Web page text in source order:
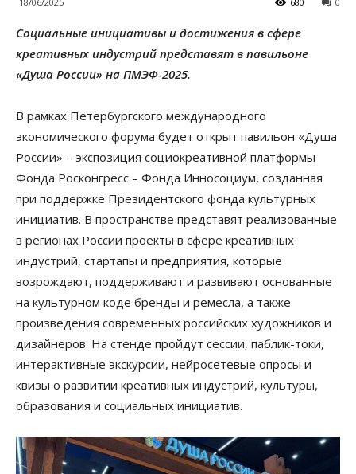
Социальные инициативы и достижения в сфере
креативных индустрий представят в павильоне
«Душа России» на ПМЭФ-2025.
В рамках Петербургского международного
экономического форума будет открыт павильон «Душа
России» – экспозиция социокреативной платформы
Фонда Росконгресс – Фонда Инносоциум, созданная
при поддержке Президентского фонда культурных
инициатив. В пространстве представят реализованные
в регионах России проекты в сфере креативных
индустрий, стартапы и предприятия, которые
возрождают, поддерживают и развивают основанные
на культурном коде бренды и ремесла, а также
произведения современных российских художников и
дизайнеров. На стенде пройдут сессии, паблик-токи,
интерактивные экскурсии, нейросетевые опросы и
квизы о развитии креативных индустрий, культуры,
образования и социальных инициатив.